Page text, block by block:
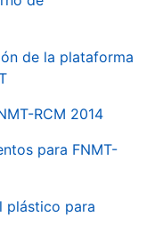
de la plataforma
RCM 2014
para FNMT-
plástico para